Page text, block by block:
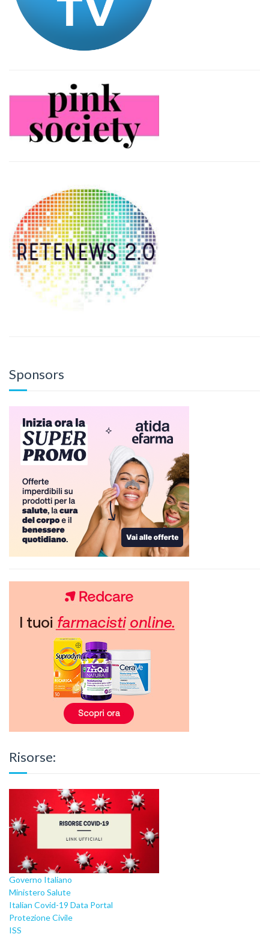
Sponsors
Risorse:
Governo Italiano
Ministero Salute
Italian Covid-19 Data Portal
Protezione Civile
ISS